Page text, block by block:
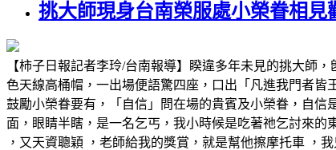
挑大師現身台南榮服處小榮眷相見
【柿子日報記者李玲/台南報導】睽違多年未見的挑大師
色天線高桶帽，一出場便語驚四座，口出「凡進我門者皆
鼓勵小榮眷要有，「自信」問在場的貴賓及小榮眷，自
面，眼睛半瞎，是一名乞丐，我小時候是吃著祂乞討來
，又天資聰穎 ，老師給我的獎賞，就是幫他擦摩托車 ，